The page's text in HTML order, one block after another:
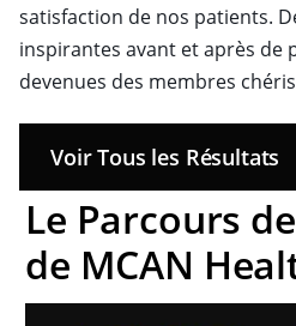
satisfaction de nos patients.
inspirantes avant et après de
devenues des membres
Voir Tous les Résultats
Le Parcours
de MCAN